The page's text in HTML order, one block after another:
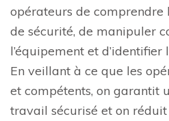
opérateurs de comprendre
de sécurité, de manipuler
l’équipement et d’identifier
En veillant à ce que les
et compétents, on garantit
travail sécurisé et on réduit